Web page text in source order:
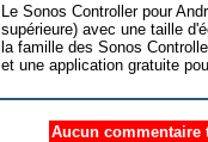
Le Sonos Controller pour
supérieure) avec une taille
la famille des Sonos
et une application gratuite
Aucun commentaire